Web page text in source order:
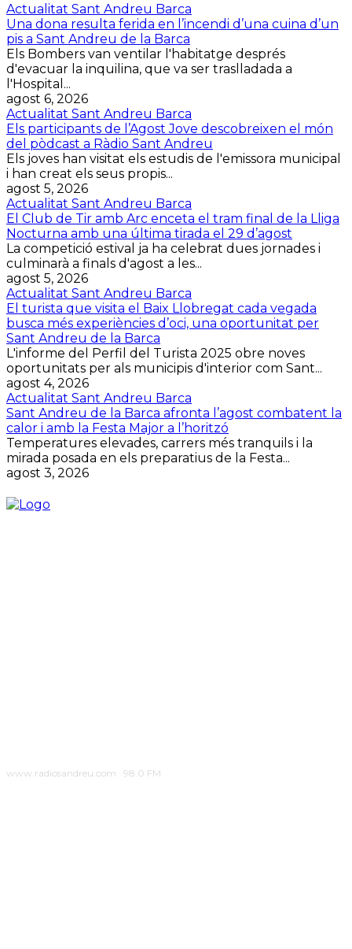
Actualitat Sant Andreu Barca
Una dona resulta ferida en l’incendi d’una cuina d’un
pis a Sant Andreu de la Barca
Els Bombers van ventilar l'habitatge després
d'evacuar la inquilina, que va ser traslladada a
l'Hospital...
agost 6, 2026
Actualitat Sant Andreu Barca
Els participants de l’Agost Jove descobreixen el món
del pòdcast a Ràdio Sant Andreu
Els joves han visitat els estudis de l'emissora municipal
i han creat els seus propis...
agost 5, 2026
Actualitat Sant Andreu Barca
El Club de Tir amb Arc enceta el tram final de la Lliga
Nocturna amb una última tirada el 29 d’agost
La competició estival ja ha celebrat dues jornades i
culminarà a finals d'agost a les...
agost 5, 2026
Actualitat Sant Andreu Barca
El turista que visita el Baix Llobregat cada vegada
busca més experiències d’oci, una oportunitat per
Sant Andreu de la Barca
L'informe del Perfil del Turista 2025 obre noves
oportunitats per als municipis d'interior com Sant...
agost 4, 2026
Actualitat Sant Andreu Barca
Sant Andreu de la Barca afronta l’agost combatent la
calor i amb la Festa Major a l’horitzó
Temperatures elevades, carrers més tranquils i la
mirada posada en els preparatius de la Festa...
agost 3, 2026
www.radiosandreu.com · 98.0 FM